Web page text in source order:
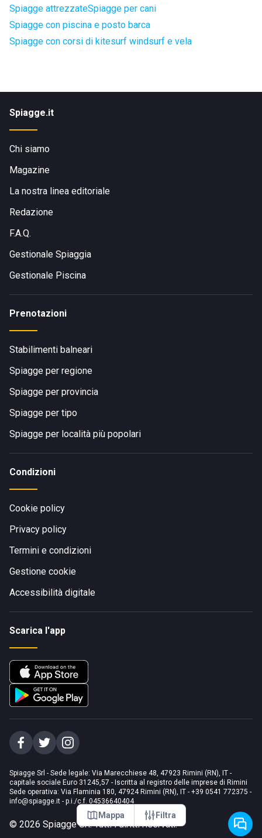
Mappa Filtra
Spiagge attrezzateSpiagge per cani
Spiagge con piscina e posto barca
Spiagge con corsi di kitesurf windsurf e vela
Spiagge.it
Chi siamo
Magazine
La nostra linea editoriale
Redazione
F.A.Q.
Gestionale Spiaggia
Gestionale Piscina
Prenotazioni
Stabilimenti balneari
Spiagge per regione
Spiagge per provincia
Spiagge per tipo
Spiagge per località più popolari
Condizioni
Cookie policy
Privacy policy
Termini e condizioni
Gestione cookie
Accessibilità digitale
Scarica l'app
Spiagge Srl - Sede legale: Via Marecchiese 48, 47923 Rimini (RN), IT -
capitale sociale Euro 31245,57 - Iscritta al registro delle imprese di Rimini
Sede operativa: Via Flaminia 180, 47924 Rimini (RN), IT - +39 0541 772375 -
info@spiagge.it - p.i./c.f. 04536640404
© 2026 Spiagge Srl. Tutti i diritti riservati.